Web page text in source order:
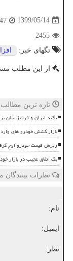
1399/05/14
2455
تگهای خبر:
از این مطلب
تازه ترین
تأکید ایران و قرقیزستان
بازار کشش خودرو های وارداتی ۵ تا ۱۰ میلیارد تومانی
ریزش قیمت خودرو اوج
بک اتفاق عجیب در بازار
نظرات
نام:
ایمیل:
نظر: